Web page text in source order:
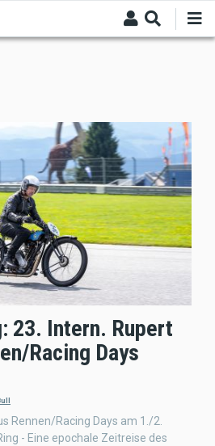
23. Intern. Rupert
Racing Days
Rennen/Racing Days am 1./2.
- Eine epochale Zeitreise des